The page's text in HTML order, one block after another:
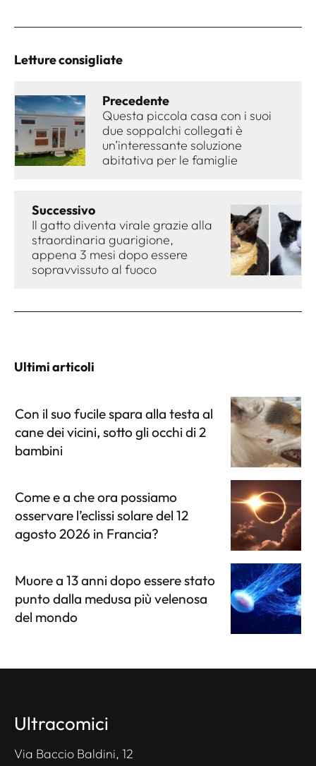
Letture consigliate
Precedente
Questa piccola casa con i suoi
due soppalchi collegati è
un’interessante soluzione
abitativa per le famiglie
Successivo
Il gatto diventa virale grazie alla
straordinaria guarigione,
appena 3 mesi dopo essere
sopravvissuto al fuoco
Ultimi articoli
Con il suo fucile spara alla testa al
cane dei vicini, sotto gli occhi di 2
bambini
Come e a che ora possiamo
osservare l’eclissi solare del 12
agosto 2026 in Francia?
Muore a 13 anni dopo essere stato
punto dalla medusa più velenosa
del mondo
Ultracomici
Via Baccio Baldini, 12